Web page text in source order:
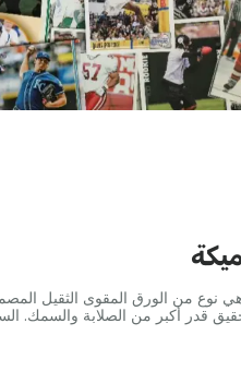
هي نوع من الورق المقوى الثقيل
قدر أكبر من الصلابة والسمك.